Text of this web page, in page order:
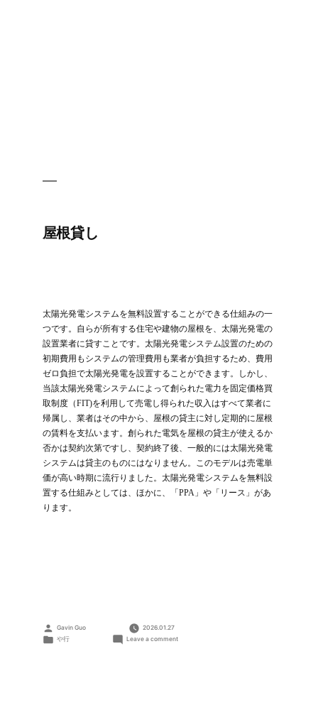
屋根貸し
太陽光発電システムを無料設置することができる仕組みの一
つです。自らが所有する住宅や建物の屋根を、太陽光発電の
設置業者に貸すことです。太陽光発電システム設置のための
初期費用もシステムの管理費用も業者が負担するため、費用
ゼロ負担で太陽光発電を設置することができます。しかし、
当該太陽光発電システムによって創られた電力を固定価格買
取制度（FIT)を利用して売電し得られた収入はすべて業者に
帰属し、業者はその中から、屋根の貸主に対し定期的に屋根
の賃料を支払います。創られた電気を屋根の貸主が使えるか
否かは契約次第ですし、契約終了後、一般的には太陽光発電
システムは貸主のものにはなりません。このモデルは売電単
価が高い時期に流行りました。太陽光発電システムを無料設
置する仕組みとしては、ほかに、「PPA」や「リース」があ
ります。
Posted
by
Gavin Guo
2026.01.27
Posted
や行 Leave a commenton